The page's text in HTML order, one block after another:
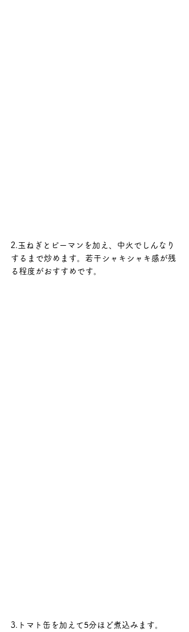
2.玉ねぎとピーマンを加え、中火でしんなり
するまで炒めます。若干シャキシャキ感が残
る程度がおすすめです。
3.トマト缶を加えて5分ほど煮込みます。